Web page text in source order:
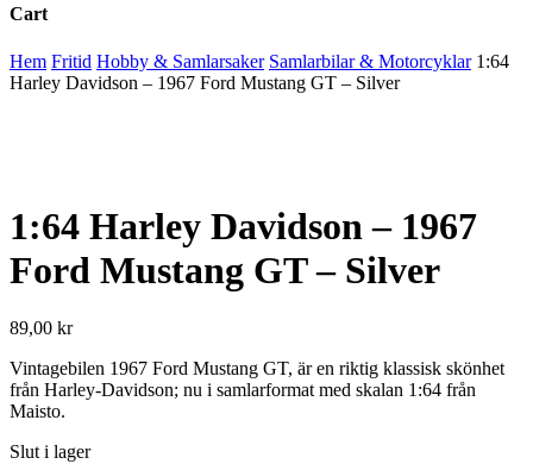
Cart
Close
Cart
Hem Fritid Hobby & Samlarsaker Samlarbilar & Motorcyklar 1:64
Harley Davidson – 1967 Ford Mustang GT – Silver
1:64 Harley Davidson – 1967
Ford Mustang GT – Silver
89,00 kr
Vintagebilen 1967 Ford Mustang GT, är en riktig klassisk skönhet
från Harley-Davidson; nu i samlarformat med skalan 1:64 från
Maisto.
Slut i lager